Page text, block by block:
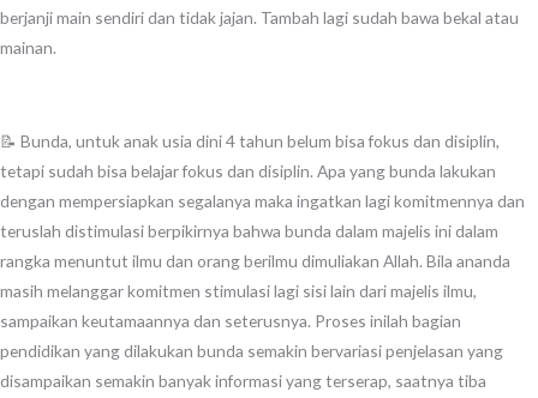
berjanji main sendiri dan tidak jajan. Tambah lagi sudah bawa bekal atau
mainan.
📝 Bunda, untuk anak usia dini 4 tahun belum bisa fokus dan disiplin,
tetapi sudah bisa belajar fokus dan disiplin. Apa yang bunda lakukan
dengan mempersiapkan segalanya maka ingatkan lagi komitmennya dan
teruslah distimulasi berpikirnya bahwa bunda dalam majelis ini dalam
rangka menuntut ilmu dan orang berilmu dimuliakan Allah. Bila ananda
masih melanggar komitmen stimulasi lagi sisi lain dari majelis ilmu,
sampaikan keutamaannya dan seterusnya. Proses inilah bagian
pendidikan yang dilakukan bunda semakin bervariasi penjelasan yang
disampaikan semakin banyak informasi yang terserap, saatnya tiba